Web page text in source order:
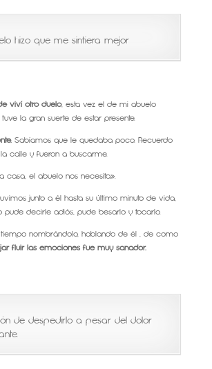
hizo que me sintiera mejor
viví otro duelo, esta vez el de mi abuelo
la gran suerte de estar presente.
Sabíamos que le quedaba poco. Recuerdo
calle y fueron a buscarme.
casa, el abuelo nos necesita».
junto a él hasta su último minuto de vida,
pude decirle adiós, pude besarlo y tocarlo.
nombrándolo, hablando de él , de como
fluir las emociones fue muy sanador.
de despedirlo a pesar del dolor